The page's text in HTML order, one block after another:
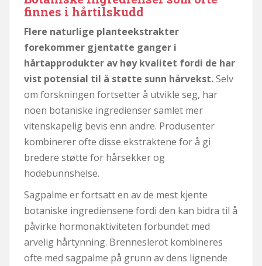
finnes i hårtilskudd
Flere naturlige planteekstrakter
forekommer gjentatte ganger i
hårtapprodukter av høy kvalitet fordi de har
vist potensial til å støtte sunn hårvekst.Selv
om forskningen fortsetter å utvikle seg, har
noen botaniske ingredienser samlet mer
vitenskapelig bevis enn andre. Produsenter
kombinerer ofte disse ekstraktene for å gi
bredere støtte for hårsekker og
hodebunnshelse.
Sagpalme er fortsatt en av de mest kjente
botaniske ingrediensene fordi den kan bidra til å
påvirke hormonaktiviteten forbundet med
arvelig hårtynning. Brenneslerot kombineres
ofte med sagpalme på grunn av dens lignende